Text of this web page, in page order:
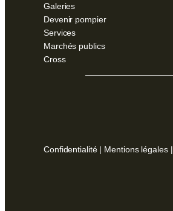
Galeries
Devenir pompier
Services
Marchés publics
Cross
Confidentialité| Mentions légales|